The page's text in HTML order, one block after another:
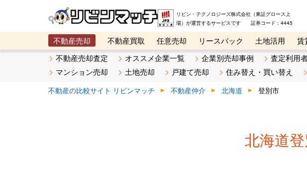
リビン・テクノロジーズ株式会社（東証グロース上
場）が運営するサービスです 証券コード：4445
不動産売却 不動産買取 任意売却 リースバック 土地活用 賃
メタ住宅展示場
ベスト不動産カンパニー オンライン講座 リビンマ
不動産売却査定 オススメ企業一覧 企業別売却事例 査定利用
マンション売却
土地売却 戸建て売却 住み替え・買い替え
不動産の比較サイト リビンマッチ 不動産仲介 北海道 登別市
北海道